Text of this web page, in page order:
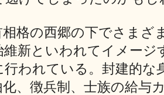
相格の西郷の下でさまざ
維新といわれてイメージ
われている。封建的な
化、徴兵制、士族の給与